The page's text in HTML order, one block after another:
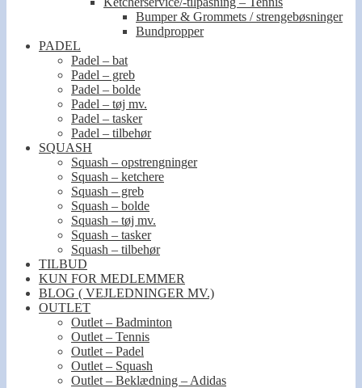
Bumper & Grommets / strengebøsninger
Bundpropper
PADEL
Padel – bat
Padel – greb
Padel – bolde
Padel – tøj mv.
Padel – tasker
Padel – tilbehør
SQUASH
Squash – opstrengninger
Squash – ketchere
Squash – greb
Squash – bolde
Squash – tøj mv.
Squash – tasker
Squash – tilbehør
TILBUD
KUN FOR MEDLEMMER
BLOG ( VEJLEDNINGER MV.)
OUTLET
Outlet – Badminton
Outlet – Tennis
Outlet – Padel
Outlet – Squash
Outlet – Beklædning – Adidas